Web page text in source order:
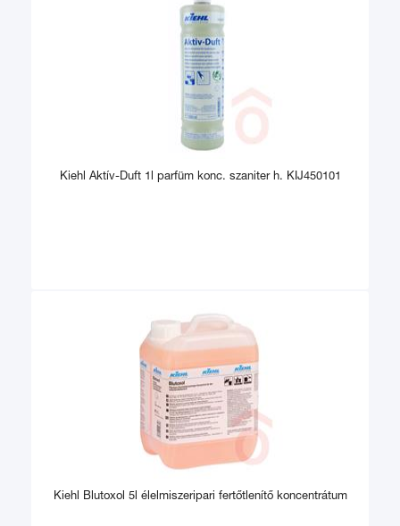
Kiehl Aktív-Duft 1l parfüm konc. szaniter h. KIJ450101
Kiehl Blutoxol 5l élelmiszeripari fertőtlenítő koncentrátum